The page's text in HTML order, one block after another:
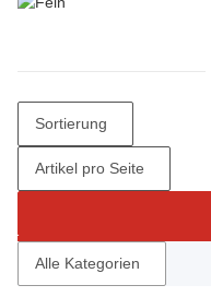
Sortierung
Artikel pro Seite
Alle Kategorien